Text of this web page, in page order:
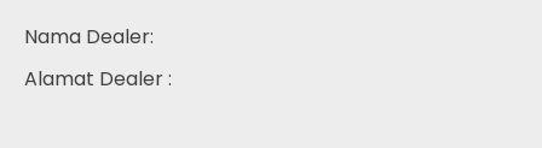
Nama Dealer:
Alamat Dealer :